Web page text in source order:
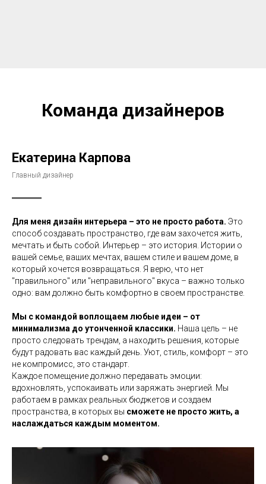
Команда дизайнеров
Екатерина Карпова
Главный дизайнер
Для меня дизайн интерьера – это не просто работа. Это
способ создавать пространство, где вам захочется жить,
мечтать и быть собой. Интерьер – это история. Истории о
вашей семье, ваших мечтах, вашем стиле и вашем доме, в
который хочется возвращаться. Я верю, что нет
"правильного" или "неправильного" вкуса – важно только
одно: вам должно быть комфортно в своем пространстве.
Мы с командой воплощаем любые идеи – от
минимализма до утонченной классики. Наша цель – не
просто следовать трендам, а находить решения, которые
будут радовать вас каждый день. Уют, стиль, комфорт – это
не компромисс, это стандарт.
Каждое помещение должно передавать эмоции:
вдохновлять, успокаивать или заряжать энергией. Мы
работаем в рамках реальных бюджетов и создаем
пространства, в которых вы сможете не просто жить, а
наслаждаться каждым моментом.